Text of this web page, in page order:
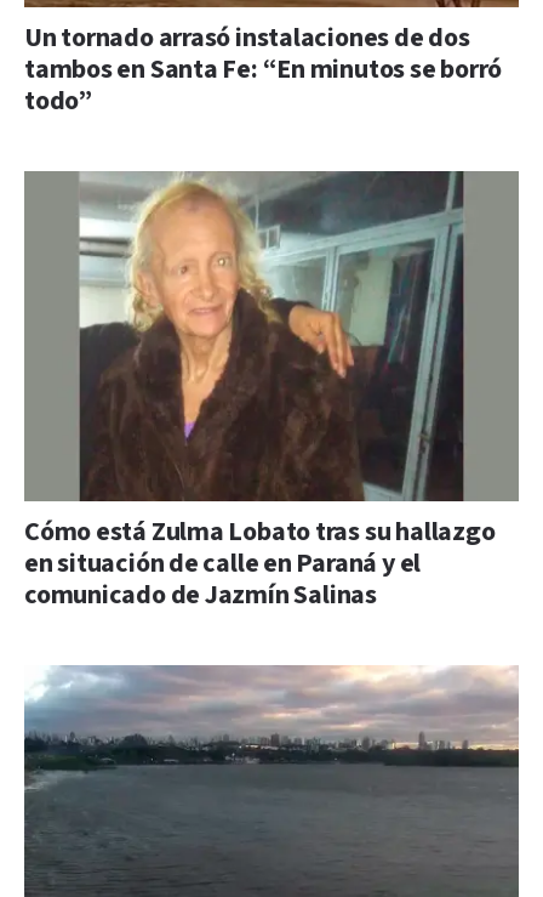
Un tornado arrasó instalaciones de dos
tambos en Santa Fe: “En minutos se borró
todo”
Cómo está Zulma Lobato tras su hallazgo
en situación de calle en Paraná y el
comunicado de Jazmín Salinas